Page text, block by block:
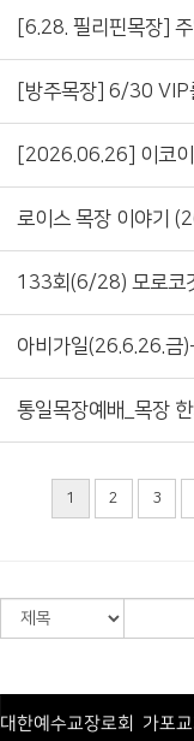
[6.28. 필리핀목장]
[방주목장] 6/30
[2026.06.26] 이코이
로이스 목장 이야기
133회(6/28) 모로코
아비가일(26.6.26.금
통일목장예배_목장
1 2 3
대한예수교장로회 가포